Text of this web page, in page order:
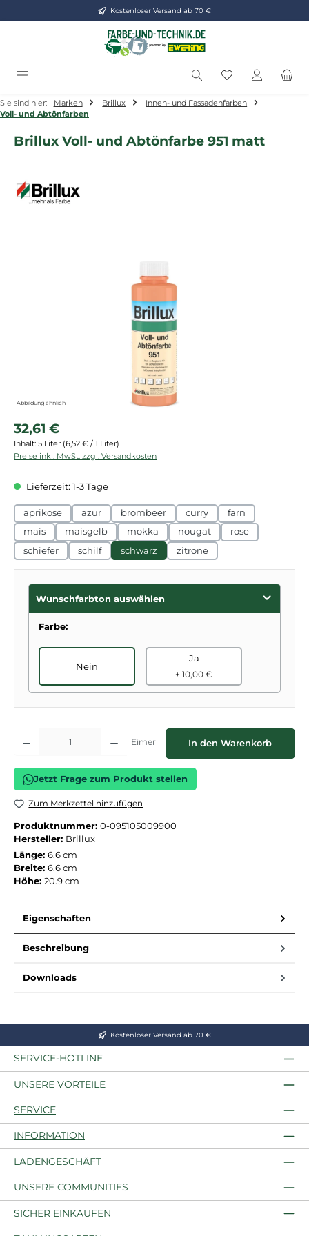
Zum Hauptinhalt springenKostenloser Versand ab 70 €
Du hast 0
Sie sind hier: Marken Brillux
Innen- und Fassadenfarben
Voll- und Abtönfarben
Brillux Voll- und Abtönfarbe 951 matt
Abbildung ähnlich
Regulärer Preis:
32,61 €
Inhalt: 5 Liter (6,52 € / 1 Liter)
Preise inkl. MwSt. zzgl. Versandkosten
Lieferzeit: 1-3 Tage
aprikose azur brombeer curry
farn
mais
maisgelb mokka nougat
rose
schiefer
schilf schwarz zitrone
Wunschfarbton auswählen
Farbe:
Nein
Ja
+ 10,00 €
Produkt Anzahl: Gib den gewünschten Wert ein oder benutze die
Eimer In den Warenkorb
Jetzt Frage zum Produkt stellen
Zum Merkzettel hinzufügen
Produktnummer: 0-095105009900
Hersteller: Brillux
Länge: 6.6 cm
Breite: 6.6 cm
Höhe: 20.9 cm
Eigenschaften
Beschreibung
Downloads
Kostenloser Versand ab 70 €
SERVICE-HOTLINE
UNSERE VORTEILE
SERVICE
INFORMATION
LADENGESCHÄFT
UNSERE COMMUNITIES
SICHER EINKAUFEN